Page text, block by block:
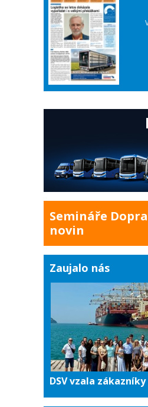
Semináře
novin
Zaujalo nás
DSV vzala